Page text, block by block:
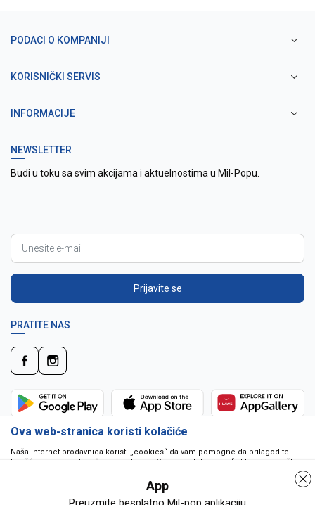
PODACI O KOMPANIJI
KORISNIČKI SERVIS
INFORMACIJE
NEWSLETTER
Budi u toku sa svim akcijama i aktuelnostima u Mil-Popu.
Prijavite se
PRATITE NAS
Ova web-stranica koristi kolačiće
Naša Internet prodavnica koristi „cookies“ da vam pomogne da prilagodite
korišćenje interneta vašim potrebama. Cookie je tekstualni fajl koji je smešten
da pokrenu program ili da isporuče virus vašem računaru. Cookie-i su
jedinstveno dodeljeni vama, i jedino mogu biti pročitani od strane web servera
u domenu koji vam ih je poslao.
App